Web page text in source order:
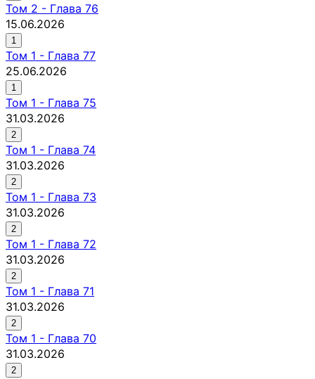
Том 2 - Глава 76
15.06.2026
1
Том 1 - Глава 77
25.06.2026
1
Том 1 - Глава 75
31.03.2026
2
Том 1 - Глава 74
31.03.2026
2
Том 1 - Глава 73
31.03.2026
2
Том 1 - Глава 72
31.03.2026
2
Том 1 - Глава 71
31.03.2026
2
Том 1 - Глава 70
31.03.2026
2